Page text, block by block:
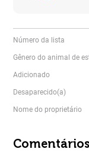
Número da lista
Gênero do animal de
Adicionado
Desaparecido(a)
Nome do proprietário